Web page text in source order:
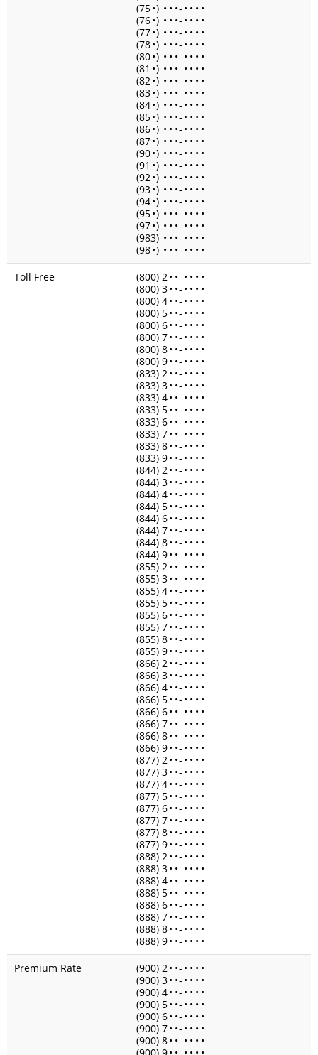
(75•) • • •- • • • •
(76•) • • •- • • • •
(77•) • • •- • • • •
(78•) • • •- • • • •
(80•) • • •- • • • •
(81 •) • • •- • • • •
(82•) • • •- • • • •
(83•) • • •- • • • •
(84•) • • •- • • • •
(85•) • • •- • • • •
(86•) • • •- • • • •
(87•) • • •- • • • •
(90•) • • •- • • • •
(91 •) • • •- • • • •
(92•) • • •- • • • •
(93•) • • •- • • • •
(94•) • • •- • • • •
(95•) • • •- • • • •
(97•) • • •- • • • •
(983) • • •- • • • •
(98•) • • •- • • • •
Toll Free
(800) 2• •- • • • •
(800) 3• •- • • • •
(800) 4• •- • • • •
(800) 5• •- • • • •
(800) 6• •- • • • •
(800) 7• •- • • • •
(800) 8• •- • • • •
(800) 9• •- • • • •
(833) 2• •- • • • •
(833) 3• •- • • • •
(833) 4• •- • • • •
(833) 5• •- • • • •
(833) 6• •- • • • •
(833) 7• •- • • • •
(833) 8• •- • • • •
(833) 9• •- • • • •
(844) 2• •- • • • •
(844) 3• •- • • • •
(844) 4• •- • • • •
(844) 5• •- • • • •
(844) 6• •- • • • •
(844) 7• •- • • • •
(844) 8• •- • • • •
(844) 9• •- • • • •
(855) 2• •- • • • •
(855) 3• •- • • • •
(855) 4• •- • • • •
(855) 5• •- • • • •
(855) 6• •- • • • •
(855) 7• •- • • • •
(855) 8• •- • • • •
(855) 9• •- • • • •
(866) 2• •- • • • •
(866) 3• •- • • • •
(866) 4• •- • • • •
(866) 5• •- • • • •
(866) 6• •- • • • •
(866) 7• •- • • • •
(866) 8• •- • • • •
(866) 9• •- • • • •
(877) 2• •- • • • •
(877) 3• •- • • • •
(877) 4• •- • • • •
(877) 5• •- • • • •
(877) 6• •- • • • •
(877) 7• •- • • • •
(877) 8• •- • • • •
(877) 9• •- • • • •
(888) 2• •- • • • •
(888) 3• •- • • • •
(888) 4• •- • • • •
(888) 5• •- • • • •
(888) 6• •- • • • •
(888) 7• •- • • • •
(888) 8• •- • • • •
(888) 9• •- • • • •
Premium Rate
(900) 2• •- • • • •
(900) 3• •- • • • •
(900) 4• •- • • • •
(900) 5• •- • • • •
(900) 6• •- • • • •
(900) 7• •- • • • •
(900) 8• •- • • • •